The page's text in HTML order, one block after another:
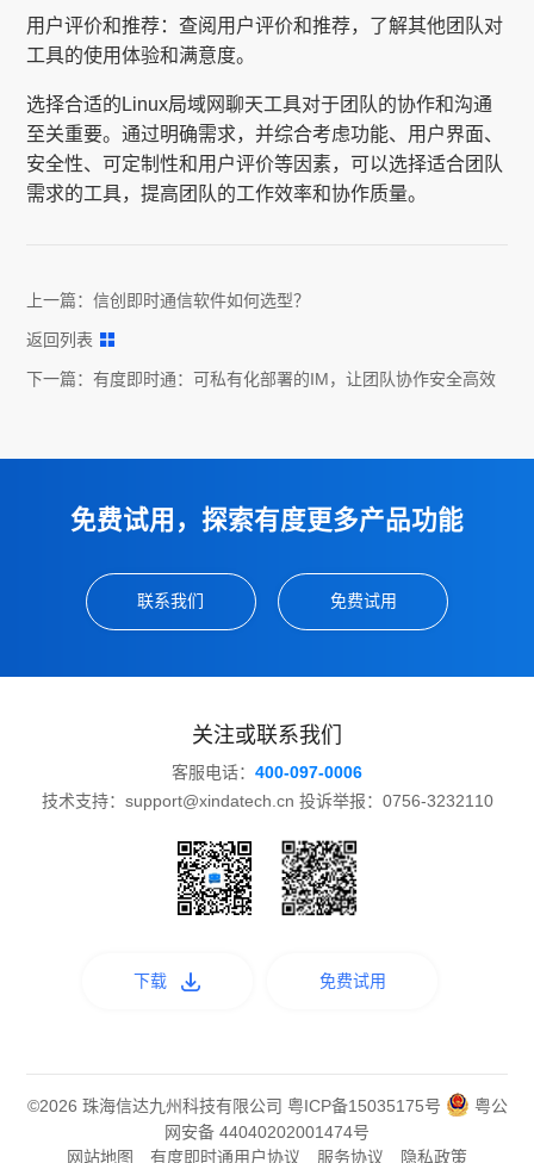
用户评价和推荐：查阅用户评价和推荐，了解其他团队对
工具的使用体验和满意度。
选择合适的Linux局域网聊天工具对于团队的协作和沟通
至关重要。通过明确需求，并综合考虑功能、用户界面、
安全性、可定制性和用户评价等因素，可以选择适合团队
需求的工具，提高团队的工作效率和协作质量。
上一篇：信创即时通信软件如何选型？
返回列表
下一篇：有度即时通：可私有化部署的IM，让团队协作安全高效
免费试用，探索有度更多产品功能
联系我们 免费试用
关注或联系我们
客服电话： 400-097-0006
技术支持：support@xindatech.cn 投诉举报：0756-3232110
下载 免费试用
©2026 珠海信达九州科技有限公司 粤ICP备15035175号
粤公
网安备 44040202001474号
网站地图
有度即时通用户协议 服务协议 隐私政策